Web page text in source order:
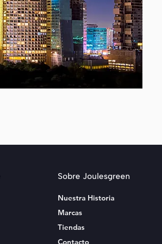
Sobre Joulesgreen
Nuestra Historia
Marcas
Tiendas
Contacto